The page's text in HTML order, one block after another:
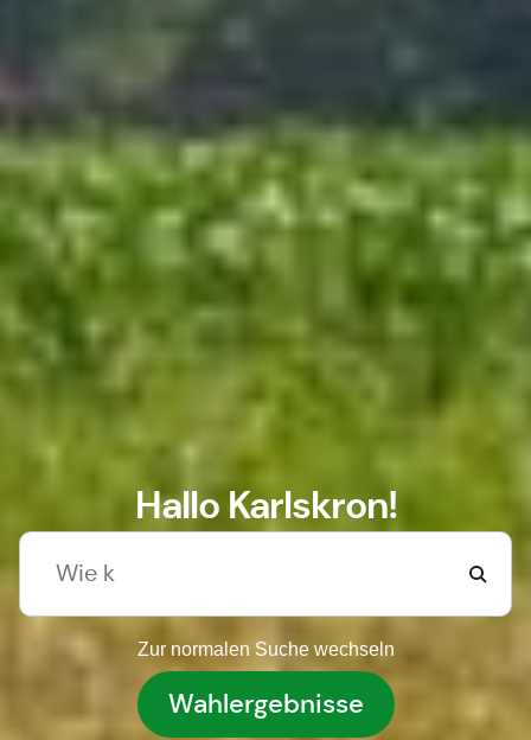
Hallo Karlskron!
Zur normalen Suche wechseln
Wahlergebnisse